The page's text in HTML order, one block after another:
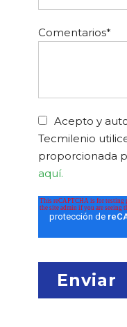
Comentarios*
Acepto y
Tecmilenio
proporcionada
aquí.